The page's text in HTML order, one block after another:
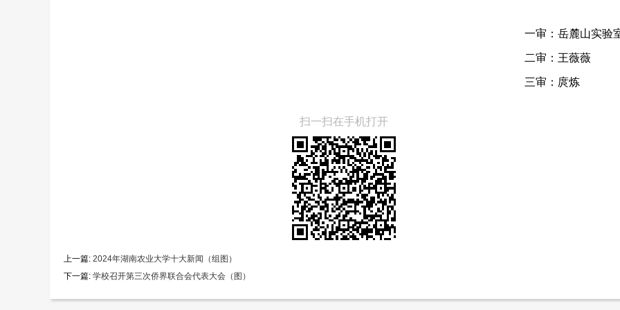
一审： 岳麓山实验
二审： 王薇薇
三审： 庹炼
扫一扫在手机打开
上一篇: 2024年湖南农业大学十大新闻（组图）
下一篇: 学校召开第三次侨界联合会代表大会（图）